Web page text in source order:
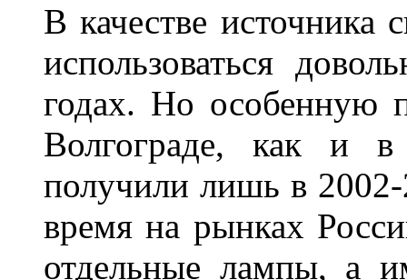
В качестве источника
использоваться
годах. Но особенную
Волгограде, как и
получили лишь в
время на рынках
отдельные лампы, а